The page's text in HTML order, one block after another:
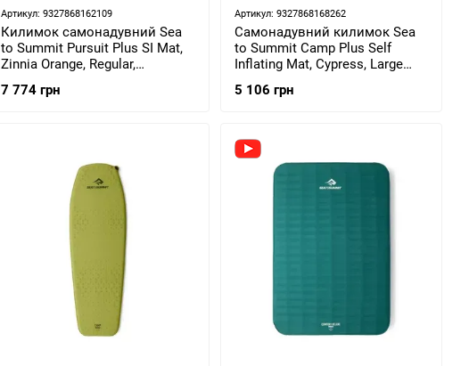
Артикул: 9327868162109
Килимок самонадувний Sea
to Summit Pursuit Plus SI Mat,
Zinnia Orange, Regular,
050602)
7 774 грн
Артикул: 9327868168262
Самонадувний килимок Sea
to Summit Camp Plus Self
Inflating Mat, Cypress, Large
006308)
5 106 грн